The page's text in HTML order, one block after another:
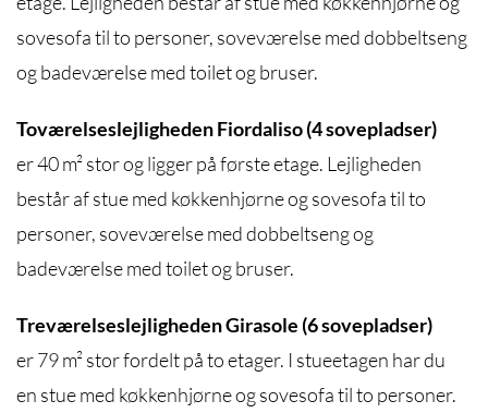
sovesofa til to personer, soveværelse med dobbeltseng
og badeværelse med toilet og bruser.
Toværelseslejligheden Fiordaliso (4 sovepladser)
er 40 m² stor og ligger på første etage. Lejligheden
består af stue med køkkenhjørne og sovesofa til to
personer, soveværelse med dobbeltseng og
badeværelse med toilet og bruser.
Treværelseslejligheden Girasole (6 sovepladser)
er 79 m² stor fordelt på to etager. I stueetagen har du
en stue med køkkenhjørne og sovesofa til to personer.